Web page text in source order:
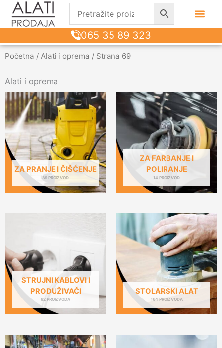
065 35 89 323
Početna / Alati i oprema / Strana 69
Alati i oprema
ZA PRANJE I ČIŠĆENJE
39 PROIZVOD
ZA FARBANJE I
POLIRANJE
14 PROIZVOD
STRUJNI KABLOVI I
PRODUŽIVAČI
82 PROIZVODA
STOLARSKI ALAT
164 PROIZVODA